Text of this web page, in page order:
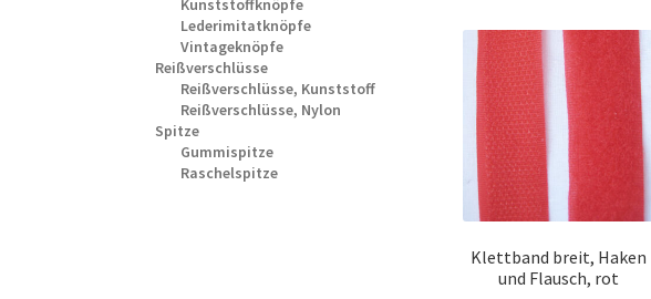
Klettband breit, Haken
und Flausch, rot
Kunststoffknöpfe
Lederimitatknöpfe
Vintageknöpfe
Reißverschlüsse
Reißverschlüsse, Kunststoff
Reißverschlüsse, Nylon
Spitze
Gummispitze
Raschelspitze